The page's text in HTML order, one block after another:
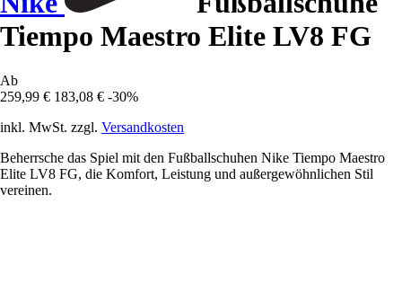
Tiempo Maestro Elite LV8 FG
Ab
259,99 € 183,08 € -30%
inkl. MwSt. zzgl. Versandkosten
Beherrsche das Spiel mit den Fußballschuhen Nike Tiempo Maestro
Elite LV8 FG, die Komfort, Leistung und außergewöhnlichen Stil
vereinen.